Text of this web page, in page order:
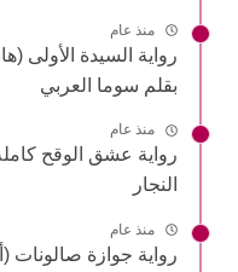
منذ عام
رواية السيدة الأولى
بقلم سوما العربي
منذ عام
رواية عشق الوقح
النجار
منذ عام
رواية جوازة صالونات